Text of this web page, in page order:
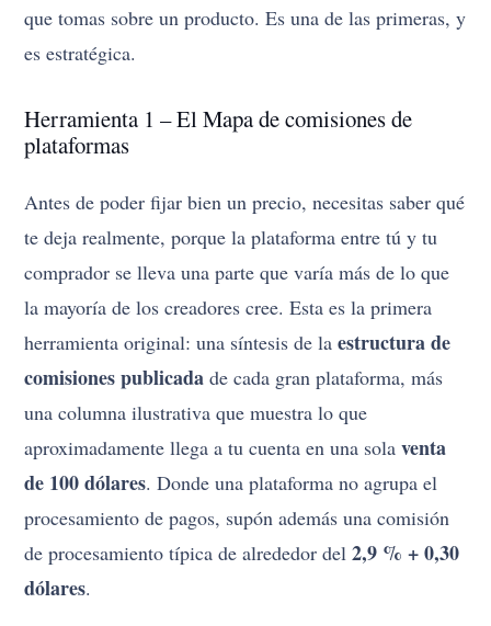
que tomas sobre un producto. Es una de las primeras, y
es estratégica.
Herramienta 1 – El Mapa de comisiones de
plataformas
Antes de poder fijar bien un precio, necesitas saber qué
te deja realmente, porque la plataforma entre tú y tu
comprador se lleva una parte que varía más de lo que
la mayoría de los creadores cree. Esta es la primera
herramienta original: una síntesis de laestructura de
comisiones publicada de cada gran plataforma, más
una columna ilustrativa que muestra lo que
aproximadamente llega a tu cuenta en una solaventa
de 100 dólares. Donde una plataforma no agrupa el
procesamiento de pagos, supón además una comisión
de procesamiento típica de alrededor del2,9 % + 0,30
dólares.